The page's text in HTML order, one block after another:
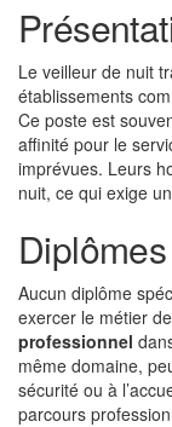
Le veilleur de nuit
établissements
Ce poste est
affinité pour le
imprévues. Leurs
nuit, ce qui exige
Aucun diplôme
exercer le métier
professionnel
même domaine,
sécurité ou à
parcours